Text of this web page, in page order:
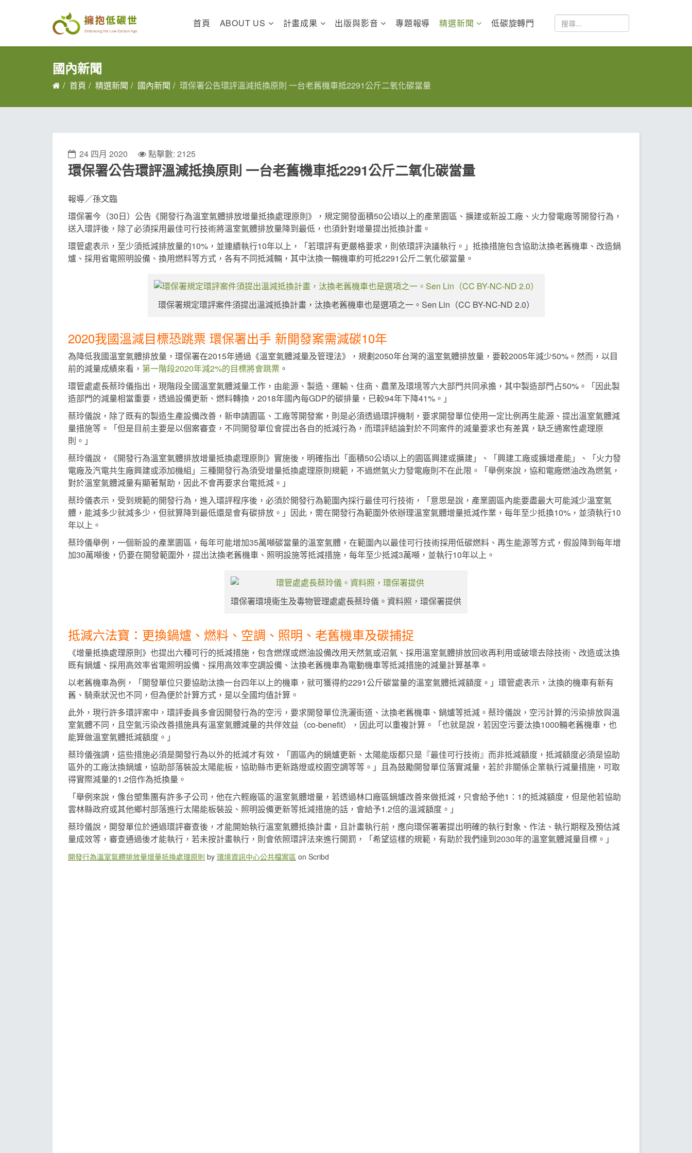
首頁 ABOUT US 計畫成果 出版與影音 專題報導 精選新聞 低碳旋轉門
國內新聞
首頁 精選新聞 國內新聞 環保署公告環評溫減抵換原則 一台老舊機車抵2291公斤二氧化碳當量
24 四月 2020 點擊數: 2125
環保署公告環評溫減抵換原則 一台老舊機車抵2291公斤二氧化碳當量
報導／孫文臨
環保署今（30日）公告《開發行為溫室氣體排放增量抵換處理原則》，規定開發面積50公頃以上的產業園區、擴建或新設工廠、火力發電廠等開發行為，
送入環評後，除了必須採用最佳可行技術將溫室氣體排放量降到最低，也須針對增量提出抵換計畫。
環管處表示，至少須抵減排放量的10%，並連續執行10年以上，「若環評有更嚴格要求，則依環評決議執行。」抵換措施包含協助汰換老舊機車、改造鍋
爐、採用省電照明設備、換用燃料等方式，各有不同抵減輛，其中汰換一輛機車約可抵2291公斤二氧化碳當量。
環保署規定環評案件須提出溫減抵換計畫，汰換老舊機車也是選項之一。Sen Lin（CC BY-NC-ND 2.0）
2020我國溫減目標恐跳票 環保署出手 新開發案需減碳10年
為降低我國溫室氣體排放量，環保署在2015年通過《溫室氣體減量及管理法》，規劃2050年台灣的溫室氣體排放量，要較2005年減少50%。然而，以目
前的減量成績來看， 第一階段2020年減2%的目標將會跳票 。
環管處處長蔡玲儀指出，現階段全國溫室氣體減量工作，由能源、製造、運輸、住商、農業及環境等六大部門共同承擔，其中製造部門占50%。「因此製
造部門的減量相當重要，透過設備更新、燃料轉換，2018年國內每GDP的碳排量，已較94年下降41%。」
蔡玲儀說，除了既有的製造生產設備改善，新申請園區、工廠等開發案，則是必須透過環評機制，要求開發單位使用一定比例再生能源、提出溫室氣體減
量措施等。「但是目前主要是以個案審查，不同開發單位會提出各自的抵減行為，而環評結論對於不同案件的減量要求也有差異，缺乏通案性處理原
則。」
蔡玲儀說，《開發行為溫室氣體排放增量抵換處理原則》實施後，明確指出「面積50公頃以上的園區興建或擴建」、「興建工廠或擴增產能」、「火力發
電廠及汽電共生廠興建或添加機組」三種開發行為須受增量抵換處理原則規範，不過燃氣火力發電廠則不在此限。「舉例來說，協和電廠燃油改為燃氣，
對於溫室氣體減量有顯著幫助，因此不會再要求台電抵減。」
蔡玲儀表示，受到規範的開發行為，進入環評程序後，必須於開發行為範圍內採行最佳可行技術，「意思是說，產業園區內能要盡最大可能減少溫室氣
體，能減多少就減多少，但就算降到最低還是會有碳排放。」因此，需在開發行為範圍外依辦理溫室氣體增量抵減作業，每年至少抵換10%，並須執行10
年以上。
蔡玲儀舉例，一個新設的產業園區，每年可能增加35萬噸碳當量的溫室氣體，在範圍內以最佳可行技術採用低碳燃料、再生能源等方式，假設降到每年增
加30萬噸後，仍要在開發範圍外，提出汰換老舊機車、照明設施等抵減措施，每年至少抵減3萬噸，並執行10年以上。
環保署環境衛生及毒物管理處處長蔡玲儀。資料照，環保署提供
抵減六法寶：更換鍋爐、燃料、空調、照明、老舊機車及碳捕捉
《增量抵換處理原則》也提出六種可行的抵減措施，包含燃煤或燃油設備改用天然氣或沼氣、採用溫室氣體排放回收再利用或破壞去除技術、改造或汰換
既有鍋爐、採用高效率省電照明設備、採用高效率空調設備、汰換老舊機車為電動機車等抵減措施的減量計算基準。
以老舊機車為例，「開發單位只要協助汰換一台四年以上的機車，就可獲得約2291公斤碳當量的溫室氣體抵減額度。」環管處表示，汰換的機車有新有
舊、騎乘狀況也不同，但為便於計算方式，是以全國均值計算。
此外，現行許多環評案中，環評委員多會因開發行為的空污，要求開發單位洗灑街道、汰換老舊機車、鍋爐等抵減。蔡玲儀說，空污計算的污染排放與溫
室氣體不同，且空氣污染改善措施具有溫室氣體減量的共伴效益（co-benefit），因此可以重複計算。「也就是說，若因空污要汰換1000輛老舊機車，也
能算做溫室氣體抵減額度。」
蔡玲儀強調，這些措施必須是開發行為以外的抵減才有效，「園區內的鍋爐更新、太陽能版都只是『最佳可行技術』而非抵減額度，抵減額度必須是協助
區外的工廠汰換鍋爐，協助部落裝設太陽能板，協助縣市更新路燈或校園空調等等。」且為鼓勵開發單位落實減量，若於非關係企業執行減量措施，可取
得實際減量的1.2倍作為抵換量。
「舉例來說，像台塑集團有許多子公司，他在六輕廠區的溫室氣體增量，若透過林口廠區鍋爐改善來做抵減，只會給予他1：1的抵減額度，但是他若協助
雲林縣政府或其他鄉村部落進行太陽能板裝設、照明設備更新等抵減措施的話，會給予1.2倍的溫減額度。」
蔡玲儀說，開發單位於通過環評審查後，才能開始執行溫室氣體抵換計畫，且計畫執行前，應向環保署署提出明確的執行對象、作法、執行期程及預估減
量成效等，審查通過後才能執行，若未按計畫執行，則會依照環評法來進行開罰，「希望這樣的規範，有助於我們達到2030年的溫室氣體減量目標。」
開發行為溫室氣體排放量增量抵換處理原則 by 環境資訊中心公共檔案區 on Scribd